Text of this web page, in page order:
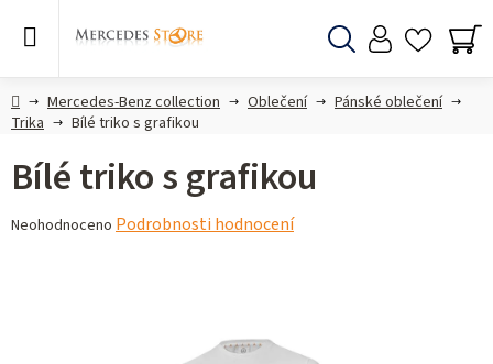
DomůMercedes-Benz collection Oblečení
Pánské oblečení
Trika
Bílé triko s grafikou
Bílé triko s grafikou
Průměrné
Neohodnoceno Podrobnosti hodnocení